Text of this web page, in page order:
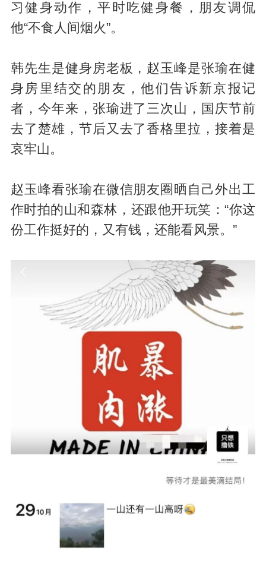
习健身动作，平时吃健身餐，朋友调侃
他“不食人间烟火”。
韩先生是健身房老板，赵玉峰是张瑜在健
身房里结交的朋友，他们告诉新京报记
者，今年来，张瑜进了三次山，国庆节前
去了楚雄，节后又去了香格里拉，接着是
哀牢山。
赵玉峰看张瑜在微信朋友圈晒自己外出工
作时拍的山和森林，还跟他开玩笑：“你这
份工作挺好的，又有钱，还能看风景。”